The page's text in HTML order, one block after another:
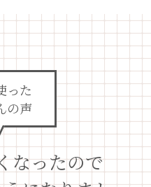
った
の声
なったので